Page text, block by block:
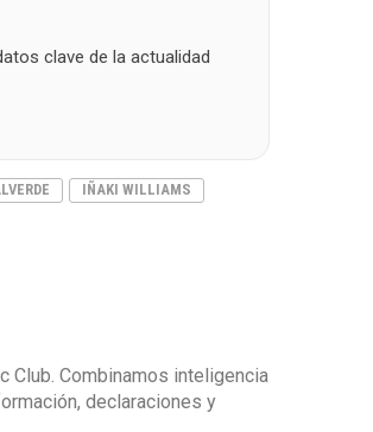
clave de la actualidad
IÑAKI WILLIAMS
Club. Combinamos inteligencia
declaraciones y